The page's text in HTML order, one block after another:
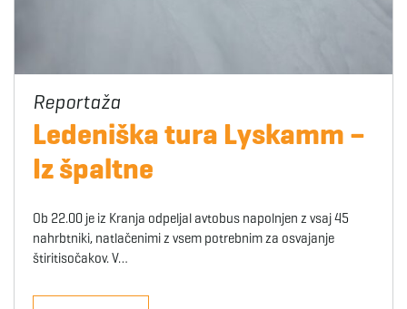
Ledeniška tura Lyskamm –
Iz špaltne
Ob 22.00 je iz Kranja odpeljal avtobus napolnjen z vsaj 45
nahrbtniki, natlačenimi z vsem potrebnim za osvajanje
štiritisočakov. V…